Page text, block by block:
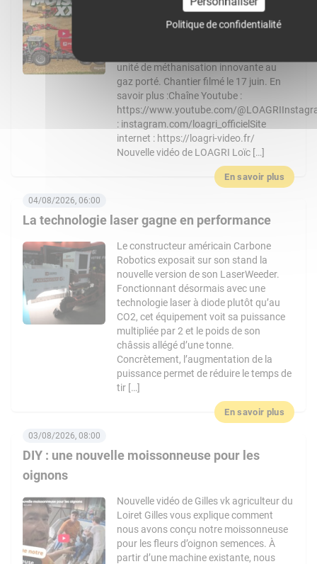
emmène au cœur d’un chantier de
moisson exceptionnel chez l’entreprise
unité de méthanisation innovante au
gaz porté. Chantier filmé le 17 juin. En
savoir plus :Chaîne Youtube :
https://www.youtube.com/
: instagram.com/loagri_officielSite
internet : https://loagri-video.fr/
Nouvelle vidéo de LOAGRI Loïc […]
En savoir plus
La technologie laser gagne en performance
04/08/2026, 06:00
Le constructeur américain Carbone
Robotics exposait sur son stand la
nouvelle version de son LaserWeeder.
Fonctionnant désormais avec une
technologie laser à diode plutôt qu’au
CO2, cet équipement voit sa puissance
multipliée par 2 et le poids de son
châssis allégé d’une tonne.
Concrètement, l’augmentation de la
puissance permet de réduire le temps de
tir […]
En savoir plus
DIY : une nouvelle moissonneuse pour les
oignons
03/08/2026, 08:00
Nouvelle vidéo de Gilles vk agriculteur du
Loiret Gilles vous explique comment
nous avons conçu notre moissonneuse
pour les fleurs d’oignon semences. À
partir d’une machine existante, nous
Politique de confidentialité